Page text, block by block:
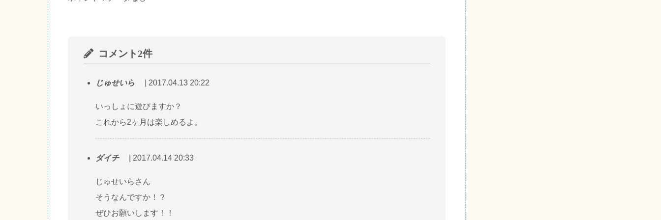
コメント2件
じゅせいら | 2017.04.13 20:22
いっしょに遊びますか？
これから2ヶ月は楽しめるよ。
ダイチ | 2017.04.14 20:33
じゅせいらさん
そうなんですか！？
ぜひお願いします！！